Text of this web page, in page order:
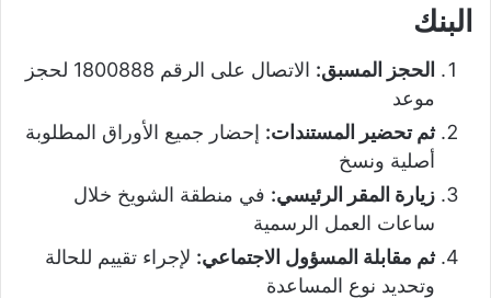
البنك
الحجز المسبق:
الاتصال على الرقم 1800888 لحجز
موعد
ثم تحضير المستندات: إحضار جميع الأوراق المطلوبة
أصلية ونسخ
زيارة المقر الرئيسي: في منطقة الشويخ خلال
ساعات العمل الرسمية
ثم مقابلة المسؤول الاجتماعي: لإجراء تقييم للحالة
وتحديد نوع المساعدة